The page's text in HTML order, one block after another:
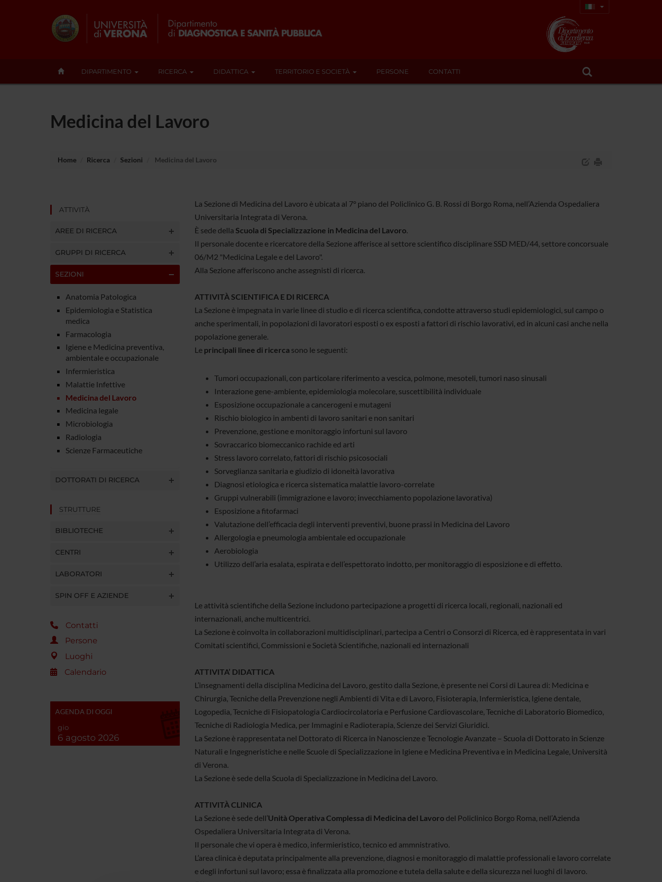
DIPARTIMENTO RICERCA DIDATTICA TERRITORIO E SOCIETÀ PERSONE CONTATTI
Medicina del Lavoro
Home Ricerca Sezioni Medicina del Lavoro
ATTIVITÀ
AREE DI RICERCA
GRUPPI DI RICERCA
SEZIONI
Anatomia Patologica
Epidemiologia e Statistica
medica
Farmacologia
Igiene e Medicina preventiva,
ambientale e occupazionale
Infermieristica
Malattie Infettive
Medicina del Lavoro
Medicina legale
Microbiologia
Radiologia
Scienze Farmaceutiche
DOTTORATI DI RICERCA
STRUTTURE
BIBLIOTECHE
CENTRI
LABORATORI
SPIN OFF E AZIENDE
Contatti
Persone
Luoghi
Calendario
AGENDA DI OGGI
gio
6 agosto 2026
La Sezione di Medicina del Lavoro è ubicata al 7° piano del Policlinico G. B. Rossi di Borgo Roma, nell’Azienda Ospedaliera
Universitaria Integrata di Verona.
È sede della Scuola di Specializzazione in Medicina del Lavoro.
Il personale docente e ricercatore della Sezione afferisce al settore scientifico disciplinare SSD MED/44, settore concorsuale
06/M2 "Medicina Legale e del Lavoro".
Alla Sezione afferiscono anche assegnisti di ricerca.
ATTIVITÀ SCIENTIFICA E DI RICERCA
La Sezione è impegnata in varie linee di studio e di ricerca scientifica, condotte attraverso studi epidemiologici, sul campo o
anche sperimentali, in popolazioni di lavoratori esposti o ex esposti a fattori di rischio lavorativi, ed in alcuni casi anche nella
popolazione generale.
Le principali linee di ricercasono le seguenti:
Tumori occupazionali, con particolare riferimento a vescica, polmone, mesoteli, tumori naso sinusali
Interazione gene-ambiente, epidemiologia molecolare, suscettibilità individuale
Esposizione occupazionale a cancerogeni e mutageni
Rischio biologico in ambenti di lavoro sanitari e non sanitari
Prevenzione, gestione e monitoraggio infortuni sul lavoro
Sovraccarico biomeccanico rachide ed arti
Stress lavoro correlato, fattori di rischio psicosociali
Sorveglianza sanitaria e giudizio di idoneità lavorativa
Diagnosi etiologica e ricerca sistematica malattie lavoro-correlate
Gruppi vulnerabili (immigrazione e lavoro; invecchiamento popolazione lavorativa)
Esposizione a fitofarmaci
Valutazione dell’efficacia degli interventi preventivi, buone prassi in Medicina del Lavoro
Allergologia e pneumologia ambientale ed occupazionale
Aerobiologia
Utilizzo dell’aria esalata, espirata e dell’espettorato indotto, per monitoraggio di esposizione e di effetto.
Le attività scientifiche della Sezione includono partecipazione a progetti di ricerca locali, regionali, nazionali ed
internazionali, anche multicentrici.
La Sezione è coinvolta in collaborazioni multidisciplinari, partecipa a Centri o Consorzi di Ricerca, ed è rappresentata in vari
Comitati scientifici, Commissioni e Società Scientifiche, nazionali ed internazionali
ATTIVITA’ DIDATTICA
L’insegnamenti della disciplina Medicina del Lavoro, gestito dalla Sezione, è presente nei Corsi di Laurea di: Medicina e
Chirurgia, Tecniche della Prevenzione negli Ambienti di Vita e di Lavoro, Fisioterapia, Infermieristica, Igiene dentale,
Logopedia, Tecniche di Fisiopatologia Cardiocircolatoria e Perfusione Cardiovascolare, Tecniche di Laboratorio Biomedico,
Tecniche di Radiologia Medica, per Immagini e Radioterapia, Scienze dei Servizi Giuridici.
La Sezione è rappresentata nel Dottorato di Ricerca in Nanoscienze e Tecnologie Avanzate – Scuola di Dottorato in Scienze
Naturali e Ingegneristiche e nelle Scuole di Specializzazione in Igiene e Medicina Preventiva e in Medicina Legale, Università
di Verona.
La Sezione è sede della Scuola di Specializzazione in Medicina del Lavoro.
ATTIVITÀ CLINICA
La Sezione è sede dell’Unità Operativa Complessa di Medicina del Lavorodel Policlinico Borgo Roma, nell’Azienda
Ospedaliera Universitaria Integrata di Verona.
Il personale che vi opera è medico, infermieristico, tecnico ed ammnistrativo.
L’area clinica è deputata principalmente alla prevenzione, diagnosi e monitoraggio di malattie professionali e lavoro correlate
e degli infortuni sul lavoro; essa è finalizzata alla promozione e tutela della salute e della sicurezza nei luoghi di lavoro.